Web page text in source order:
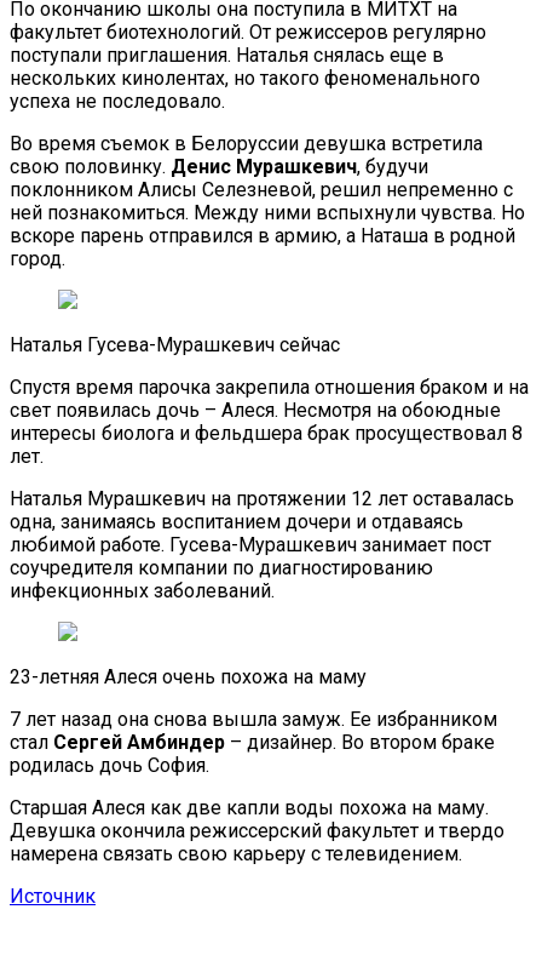
По окончанию школы она поступила в МИТХТ на
факультет биотехнологий. От режиссеров регулярно
поступали приглашения. Наталья снялась еще в
нескольких кинолентах, но такого феноменального
успеха не последовало.
Во время съемок в Белоруссии девушка встретила
свою половинку. Денис Мурашкевич, будучи
поклонником Алисы Селезневой, решил непременно с
ней познакомиться. Между ними вспыхнули чувства. Но
вскоре парень отправился в армию, а Наташа в родной
город.
Наталья Гусева-Мурашкевич сейчас
Спустя время парочка закрепила отношения браком и на
свет появилась дочь – Алеся. Несмотря на обоюдные
интересы биолога и фельдшера брак просуществовал 8
лет.
Наталья Мурашкевич на протяжении 12 лет оставалась
одна, занимаясь воспитанием дочери и отдаваясь
любимой работе. Гусева-Мурашкевич занимает пост
соучредителя компании по диагностированию
инфекционных заболеваний.
23-летняя Алеся очень похожа на маму
7 лет назад она снова вышла замуж. Ее избранником
стал Сергей Амбиндер – дизайнер. Во втором браке
родилась дочь София.
Старшая Алеся как две капли воды похожа на маму.
Девушка окончила режиссерский факультет и твердо
намерена связать свою карьеру с телевидением.
Источник